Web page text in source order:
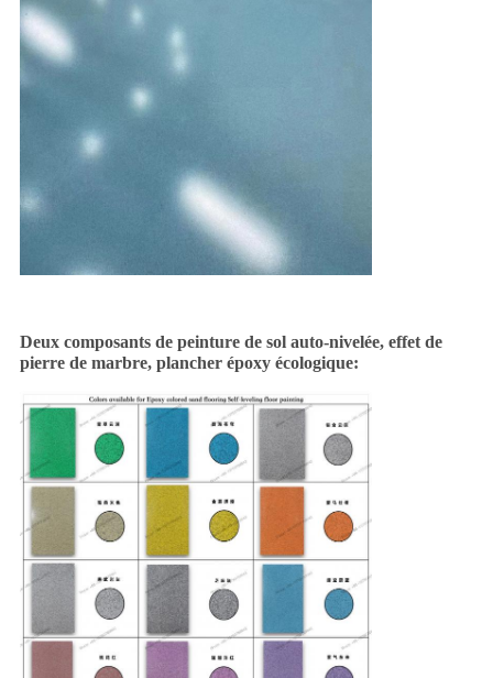
Deux composants de peinture de sol auto-nivelée, effet de
pierre de marbre, plancher époxy écologique: